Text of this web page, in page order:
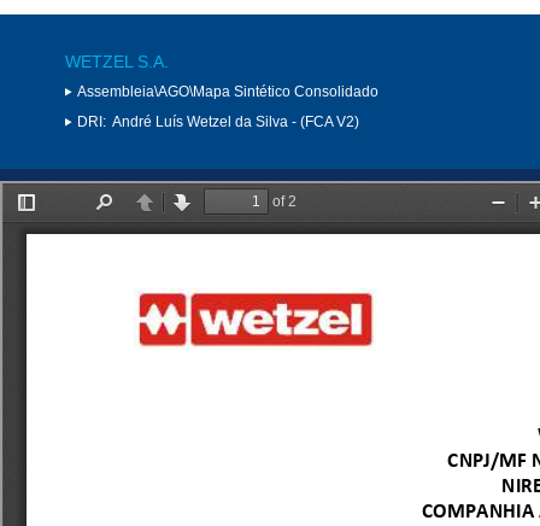
WETZEL S.A.
Assembleia\AGO\Mapa Sintético Consolidado
DRI: André Luís Wetzel da Silva - (FCA V2)